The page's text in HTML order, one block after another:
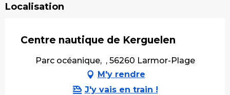
Localisation
Centre nautique de Kerguelen
Parc océanique, , 56260 Larmor-Plage
M'y rendre
J'y vais en train !